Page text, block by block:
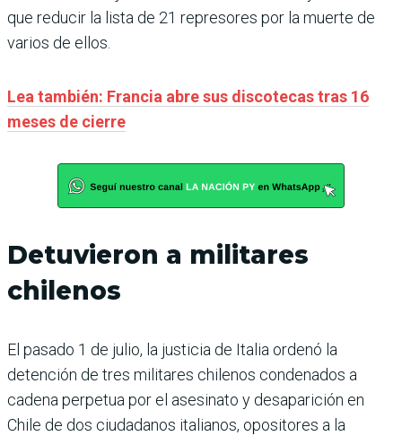
que reducir la lista de 21 represores por la muerte de
varios de ellos.
Lea también: Francia abre sus discotecas tras 16
meses de cierre
Detuvieron a militares
chilenos
El pasado 1 de julio, la justicia de Italia ordenó la
detención de tres militares chilenos condenados a
cadena perpetua por el asesinato y desaparición en
Chile de dos ciudadanos italianos, opositores a la